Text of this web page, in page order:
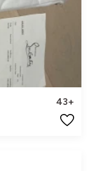
43+